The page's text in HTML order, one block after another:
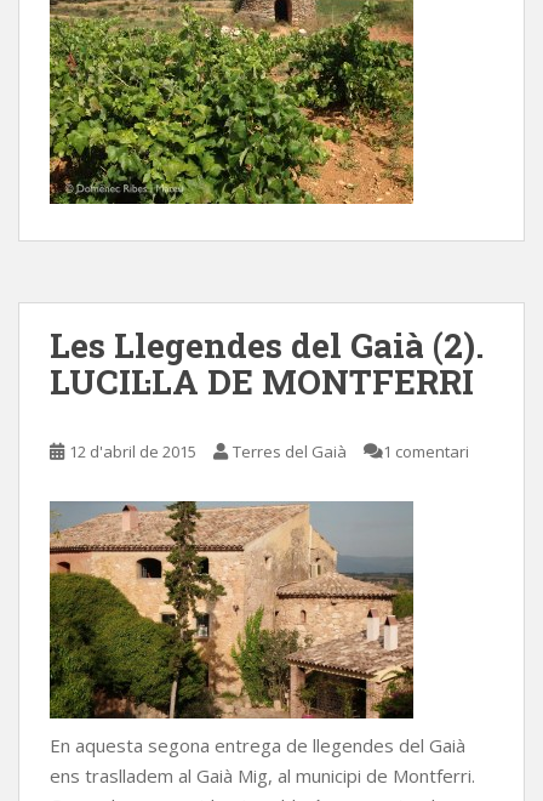
Les Llegendes del Gaià (2).
LUCIL·LA DE MONTFERRI
12 d'abril de 2015 Terres del Gaià 1 comentari
En aquesta segona entrega de llegendes del Gaià
ens traslladem al Gaià Mig, al municipi de Montferri.